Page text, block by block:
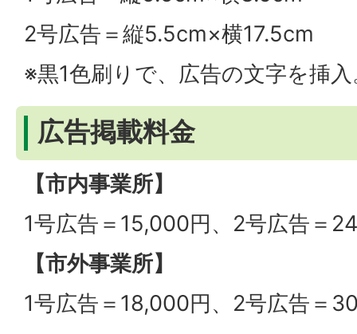
2号広告＝縦5.5cm×横17.5cm
※黒1色刷りで、広告の文字を挿
広告掲載料金
【市内事業所】
1号広告＝15,000円、2号広告＝
【市外事業所】
1号広告＝18,000円、2号広告＝